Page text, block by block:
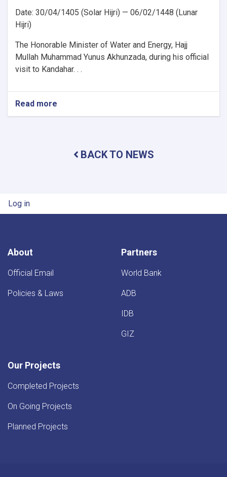
Date: 30/04/1405 (Solar Hijri) — 06/02/1448 (Lunar
Hijri)
The Honorable Minister of Water and Energy, Hajj
Mullah Muhammad Yunus Akhunzada, during his official
visit to Kandahar. . .
Read more
Energy
Works
BACK TO NEWS
User account menu
Log in
About
Official Email
Policies & Laws
Partners
World Bank
ADB
IDB
GIZ
Our Projects
Completed Projects
On Going Projects
Planned Projects